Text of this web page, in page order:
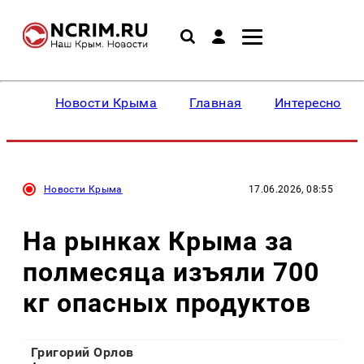
Новости Крыма Главная Интересное
Новости Крыма 17.06.2026, 08:55
На рынках Крыма за
полмесяца изъяли 700
кг опасных продуктов
Григорий Орлов